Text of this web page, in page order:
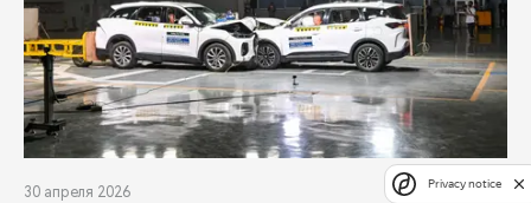
30 апреля 2026
Privacy notice